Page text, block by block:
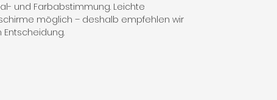
und Farbabstimmung. Leichte
möglich – deshalb empfehlen wir